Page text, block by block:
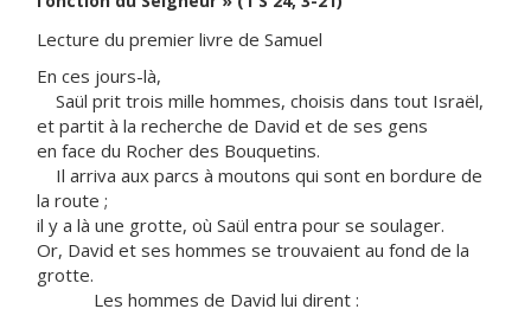
Lecture du premier livre de Samuel
En ces jours-là,
Saül prit trois mille hommes, choisis dans tout Israël,
et partit à la recherche de David et de ses gens
en face du Rocher des Bouquetins.
Il arriva aux parcs à moutons qui sont en bordure de
la route ;
il y a là une grotte, où Saül entra pour se soulager.
Or, David et ses hommes se trouvaient au fond de la
grotte.
Les hommes de David lui dirent :